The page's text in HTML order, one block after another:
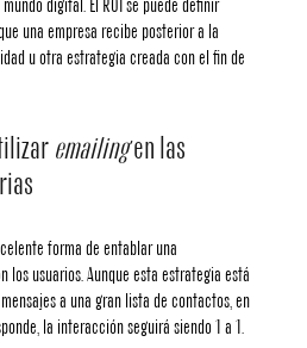
digital. El ROI se puede definir
una empresa recibe posterior a la
u otra estrategia creada con el fin de
emailingen las
forma de entablar una
los usuarios. Aunque esta estrategia está
a una gran lista de contactos, en
la interacción seguirá siendo 1 a 1.